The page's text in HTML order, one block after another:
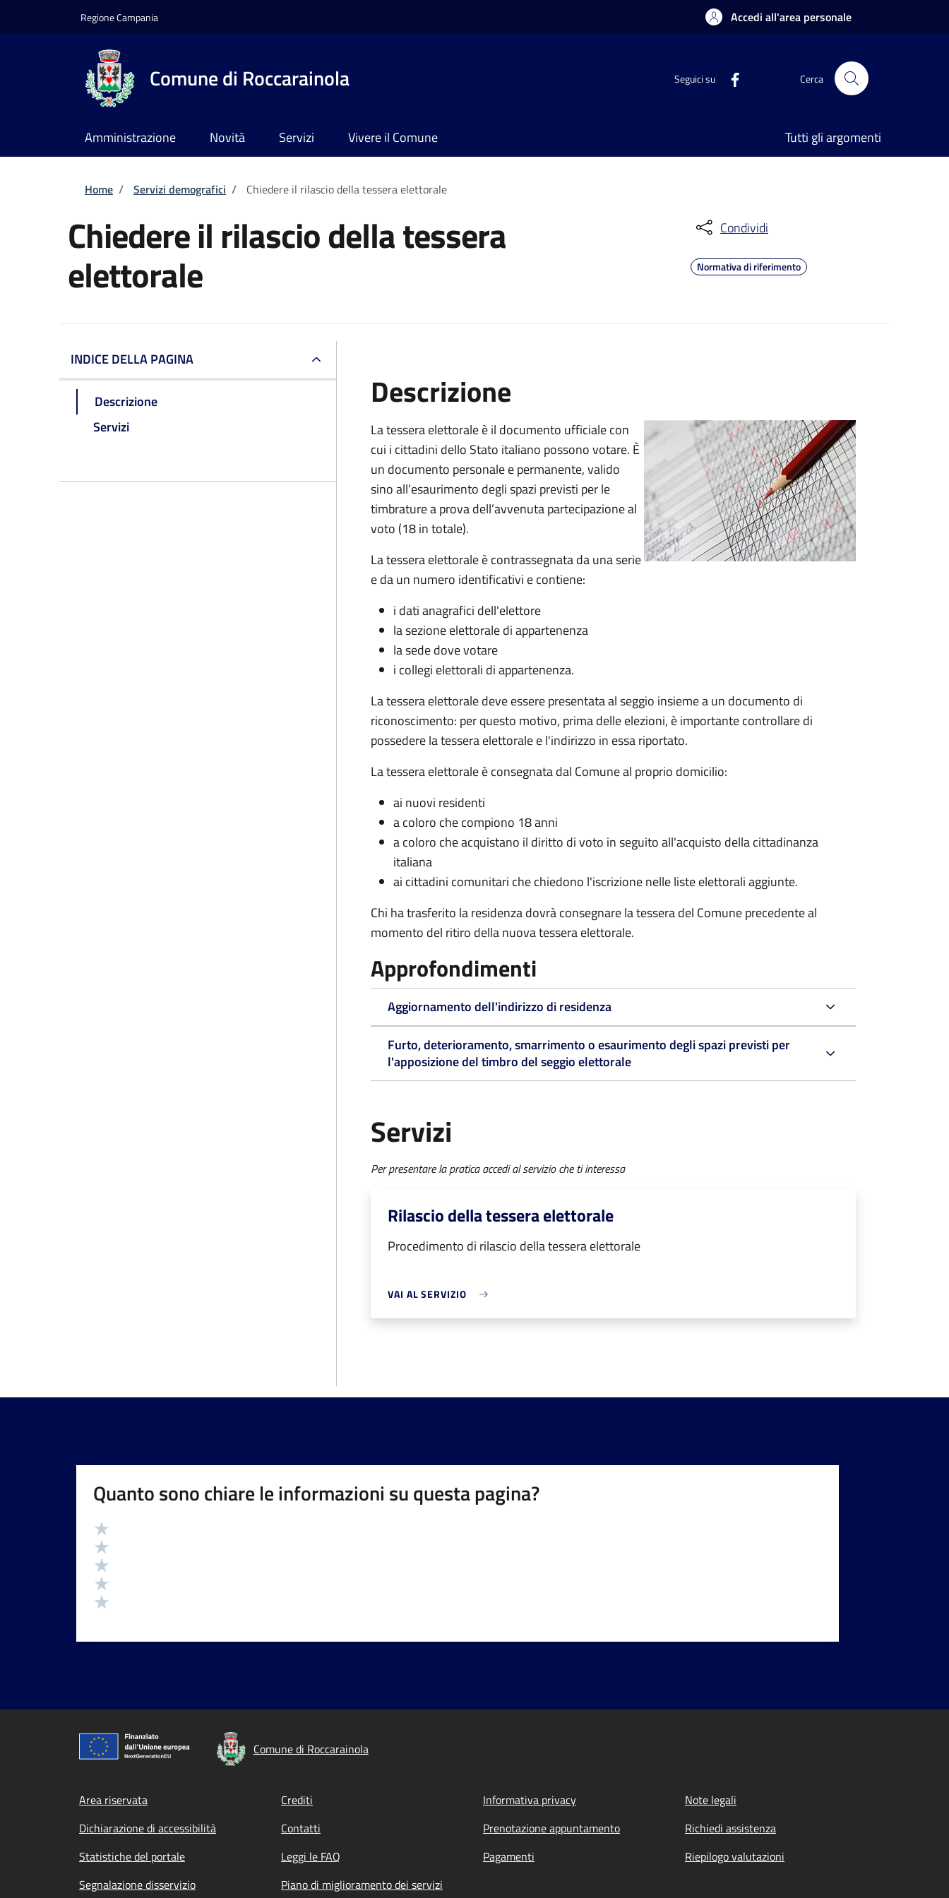
Regione Campania Accedi all'area personale
Comune di Roccarainola Seguici su Cerca
Amministrazione Novità Servizi Vivere il Comune Tutti gli argomenti
Briciole di pane
Home / Servizi demografici / Chiedere il rilascio della tessera elettorale
Chiedere il rilascio della tessera
elettorale
Condividi
Normativa di riferimento
INDICE DELLA PAGINA
Descrizione
Servizi
Descrizione
La tessera elettorale è il documento ufficiale con
cui i cittadini dello Stato italiano possono votare. È
un documento personale e permanente, valido
sino all’esaurimento degli spazi previsti per le
timbrature a prova dell’avvenuta partecipazione al
voto (18 in totale).
La tessera elettorale è contrassegnata da una serie
e da un numero identificativi e contiene:
i dati anagrafici dell'elettore
la sezione elettorale di appartenenza
la sede dove votare
i collegi elettorali di appartenenza.
La tessera elettorale deve essere presentata al seggio insieme a un documento di
riconoscimento: per questo motivo, prima delle elezioni, è importante controllare di
possedere la tessera elettorale e l'indirizzo in essa riportato.
La tessera elettorale è consegnata dal Comune al proprio domicilio:
ai nuovi residenti
a coloro che compiono 18 anni
a coloro che acquistano il diritto di voto in seguito all'acquisto della cittadinanza
italiana
ai cittadini comunitari che chiedono l'iscrizione nelle liste elettorali aggiunte.
Chi ha trasferito la residenza dovrà consegnare la tessera del Comune precedente al
momento del ritiro della nuova tessera elettorale.
Approfondimenti
Aggiornamento dell'indirizzo di residenza
Furto, deterioramento, smarrimento o esaurimento degli spazi previsti per
l'apposizione del timbro del seggio elettorale
Servizi
Per presentare la pratica accedi al servizio che ti interessa
Rilascio della tessera elettorale
Procedimento di rilascio della tessera elettorale
VAI AL SERVIZIO
Quanto sono chiare le informazioni su questa pagina?
Valutazione
Comune di Roccarainola
Footer menu
Area riservata Crediti Informativa privacy
Note legali
Dichiarazione di accessibilità
Contatti Prenotazione appuntamento
Richiedi assistenza
Statistiche del portale
Leggi le FAQ Pagamenti
Riepilogo valutazioni
Segnalazione disservizio
Piano di miglioramento dei servizi